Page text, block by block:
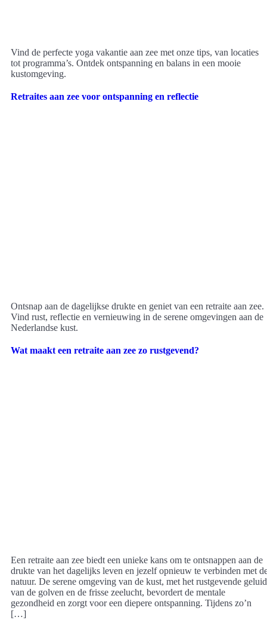
Vind de perfecte yoga vakantie aan zee met onze tips, van locaties
tot programma’s. Ontdek ontspanning en balans in een mooie
kustomgeving.
Retraites aan zee voor ontspanning en reflectie
Ontsnap aan de dagelijkse drukte en geniet van een retraite aan zee.
Vind rust, reflectie en vernieuwing in de serene omgevingen aan de
Nederlandse kust.
Wat maakt een retraite aan zee zo rustgevend?
Een retraite aan zee biedt een unieke kans om te ontsnappen aan de
drukte van het dagelijks leven en jezelf opnieuw te verbinden met
natuur. De serene omgeving van de kust, met het rustgevende geluid
van de golven en de frisse zeelucht, bevordert de mentale
gezondheid en zorgt voor een diepere ontspanning. Tijdens zo’n
[…]